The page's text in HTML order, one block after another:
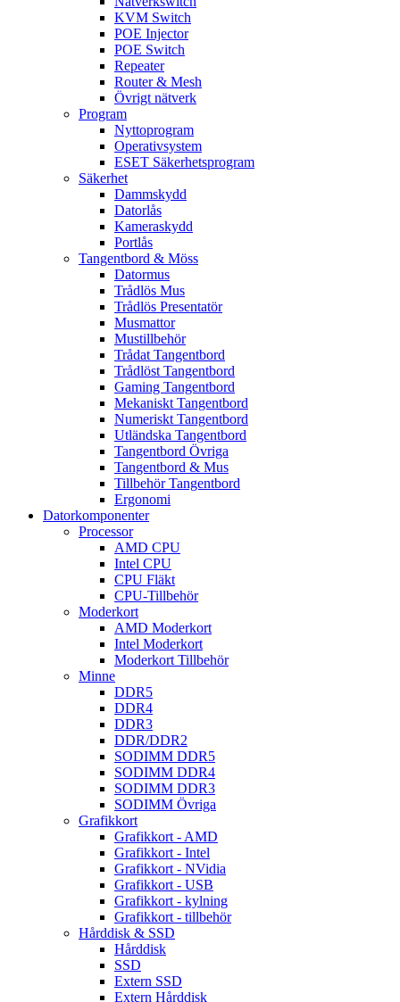
KVM Switch
POE Injector
POE Switch
Repeater
Router & Mesh
Övrigt nätverk
Program
Nyttoprogram
Operativsystem
ESET Säkerhetsprogram
Säkerhet
Dammskydd
Datorlås
Kameraskydd
Portlås
Tangentbord & Möss
Datormus
Trådlös Mus
Trådlös Presentatör
Musmattor
Mustillbehör
Trådat Tangentbord
Trådlöst Tangentbord
Gaming Tangentbord
Mekaniskt Tangentbord
Numeriskt Tangentbord
Utländska Tangentbord
Tangentbord Övriga
Tangentbord & Mus
Tillbehör Tangentbord
Ergonomi
Datorkomponenter
Processor
AMD CPU
Intel CPU
CPU Fläkt
CPU-Tillbehör
Moderkort
AMD Moderkort
Intel Moderkort
Moderkort Tillbehör
Minne
DDR5
DDR4
DDR3
DDR/DDR2
SODIMM DDR5
SODIMM DDR4
SODIMM DDR3
SODIMM Övriga
Grafikkort
Grafikkort - AMD
Grafikkort - Intel
Grafikkort - NVidia
Grafikkort - USB
Grafikkort - kylning
Grafikkort - tillbehör
Hårddisk & SSD
Hårddisk
SSD
Extern SSD
Extern Hårddisk